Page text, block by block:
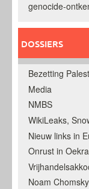
genocide-
DOSSIERS
Bezetting
Media
NMBS
WikiLeaks,
Nieuw links in
Onrust in
Noam Chomsky